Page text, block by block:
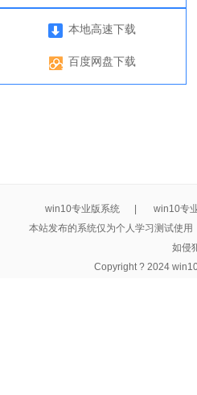
本地高速下载
百度网盘下载
win10专业版系统
win10专
本站发布的系统仅为个人学习测试使
如侵
Copyright ? 2024